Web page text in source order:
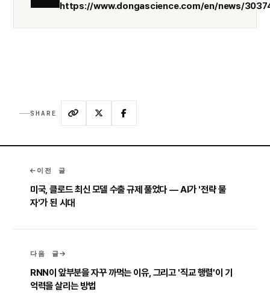
https://www.dongascience.com/en/news/
SHARE
이전 글
미국, 클로드 최신 모델 수출 규제 풀었다 — AI가 '전략 물
자'가 된 시대
다음 글
RNN이 앞부분을 자꾸 까먹는 이유, 그리고 '직교 행렬'이 기
억력을 살리는 방법